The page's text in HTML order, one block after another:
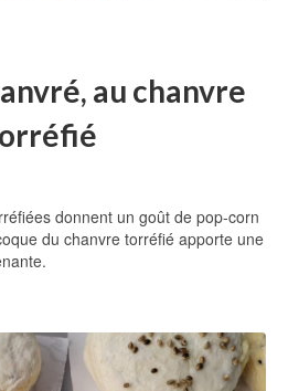
au chanvre
donnent un goût de pop-corn
du chanvre torréfié apporte une